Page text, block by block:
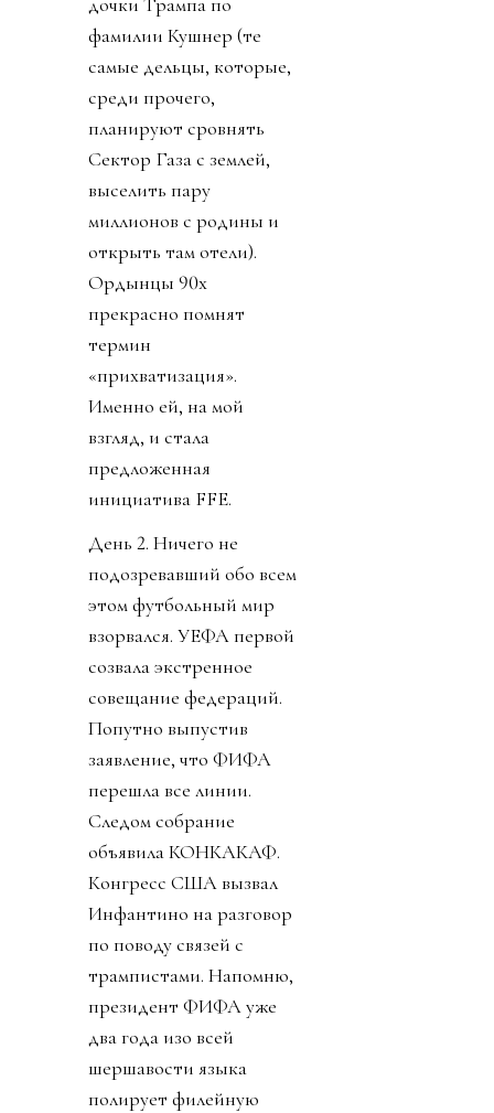
фамилии Кушнер (те
самые дельцы, которые,
среди прочего,
планируют сровнять
Сектор Газа с землей,
выселить пару
миллионов с родины и
открыть там отели).
Ордынцы 90х
прекрасно помнят
термин
«прихватизация».
Именно ей, на мой
взгляд, и стала
предложенная
инициатива FFE.
День 2. Ничего не
подозревавший обо всем
этом футбольный мир
взорвался. УЕФА первой
созвала экстренное
совещание федераций.
Попутно выпустив
заявление, что ФИФА
перешла все линии.
Следом собрание
объявила КОНКАКАФ.
Конгресс США вызвал
Инфантино на разговор
по поводу связей с
трампистами. Напомню,
президент ФИФА уже
два года изо всей
шершавости языка
полирует филейную